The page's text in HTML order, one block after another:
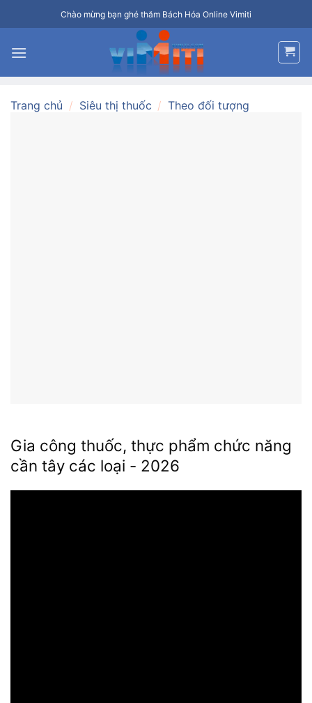
qua
dung
Chào mừng bạn ghé thăm Bách Hóa Online Vimiti
Trang chủ / Siêu thị thuốc / Theo đối tượng
Gia công thuốc, thực phẩm chức năng
cần tây các loại - 2026